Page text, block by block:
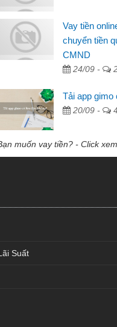
sinh
thấy
Lâm
cần
được
Vay tiền
chuyển tiền
CMND
24/09 -
Tải app gimo
20/09 -
muốn vay tiền? - Click xem
Suất